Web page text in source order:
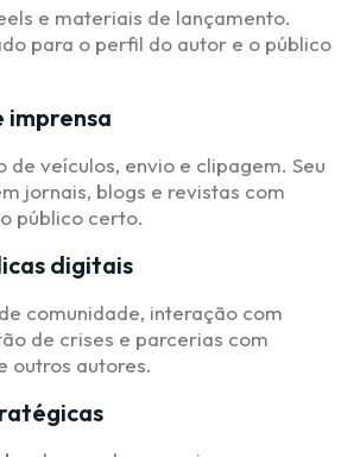
e materiais de lançamento.
para o perfil do autor e o público
imprensa
de veículos, envio e clipagem. Seu
jornais, blogs e revistas com
público certo.
digitais
comunidade, interação com
de crises e parcerias com
outros autores.